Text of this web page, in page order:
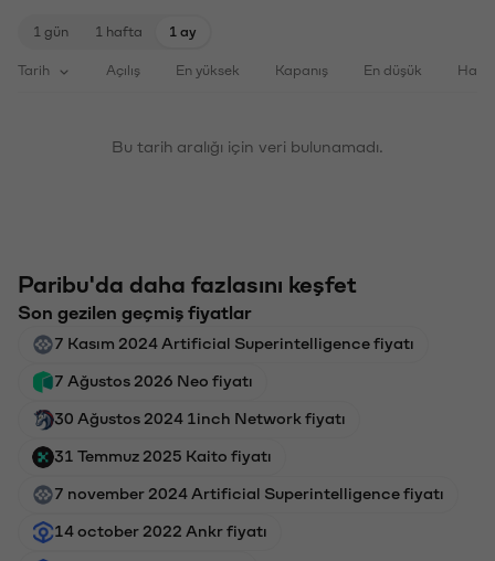
1 gün 1 hafta 1 ay
Tarih Açılış En yüksek Kapanış En düşük
Bu tarih aralığı için veri bulunamadı.
Paribu'da daha fazlasını keşfet
Son gezilen geçmiş fiyatlar
7 Kasım 2024 Artificial Superintelligence fiyatı
7 Ağustos 2026 Neo fiyatı
30 Ağustos 2024 1inch Network fiyatı
31 Temmuz 2025 Kaito fiyatı
7 november 2024 Artificial Superintelligence fiyatı
14 october 2022 Ankr fiyatı